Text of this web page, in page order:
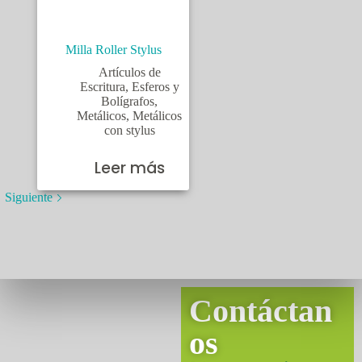
Milla Roller Stylus
Artículos de
Escritura, Esferos y
Bolígrafos,
Metálicos, Metálicos
con stylus
Leer más
Siguiente
Contáctan
os